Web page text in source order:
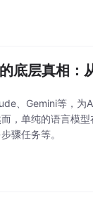
层真相：
、Gemini等，
，单纯的语言模
骤任务等。